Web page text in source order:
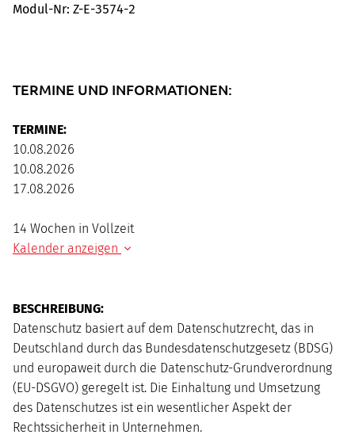
Modul-Nr: Z-E-3574-2
TERMINE UND INFORMATIONEN:
TERMINE:
10.08.2026
10.08.2026
17.08.2026
14 Wochen in Vollzeit
Kalender anzeigen
Mo Di
2
10
11 12 13
17
19 21 22
24
26
BESCHREIBUNG:
Datenschutz basiert auf dem Datenschutzrecht, das in
Deutschland durch das Bundesdatenschutzgesetz (BDSG)
und europaweit durch die Datenschutz-Grundverordnung
(EU-DSGVO) geregelt ist. Die Einhaltung und Umsetzung
des Datenschutzes ist ein wesentlicher Aspekt der
Rechtssicherheit in Unternehmen.